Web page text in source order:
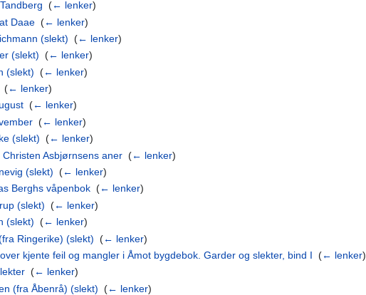
(← lenker)
Daae‎ (← lenker)
(slekt) (← lenker)
(slekt) (← lenker)
(slekt) (← lenker)
(← lenker)
‎ (← lenker)
‎ (← lenker)
(slekt) (← lenker)
Christen Asbjørnsens aner‎ (← lenker)
(slekt) (← lenker)
Berghs våpenbok‎ (← lenker)
(slekt) (← lenker)
(slekt) (← lenker)
Ringerike) (slekt) (← lenker)
kjente feil og mangler i Åmot bygdebok. Garder og slekter, bind I (← lenker)
‎ (← lenker)
(fra Åbenrå) (slekt) (← lenker)